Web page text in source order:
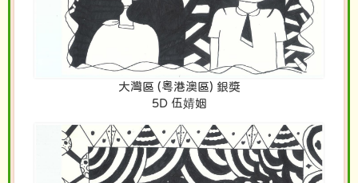
大灣區 (粵港澳區) 銀獎
5D 伍婧姻